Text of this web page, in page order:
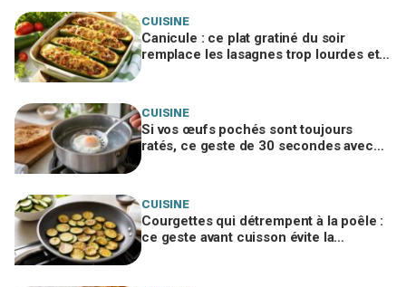
CUISINE
Canicule : ce plat gratiné du soir
remplace les lasagnes trop lourdes et
CUISINE
Si vos œufs pochés sont toujours
ratés, ce geste de 30 secondes avec
CUISINE
Courgettes qui détrempent à la poêle :
ce geste avant cuisson évite la